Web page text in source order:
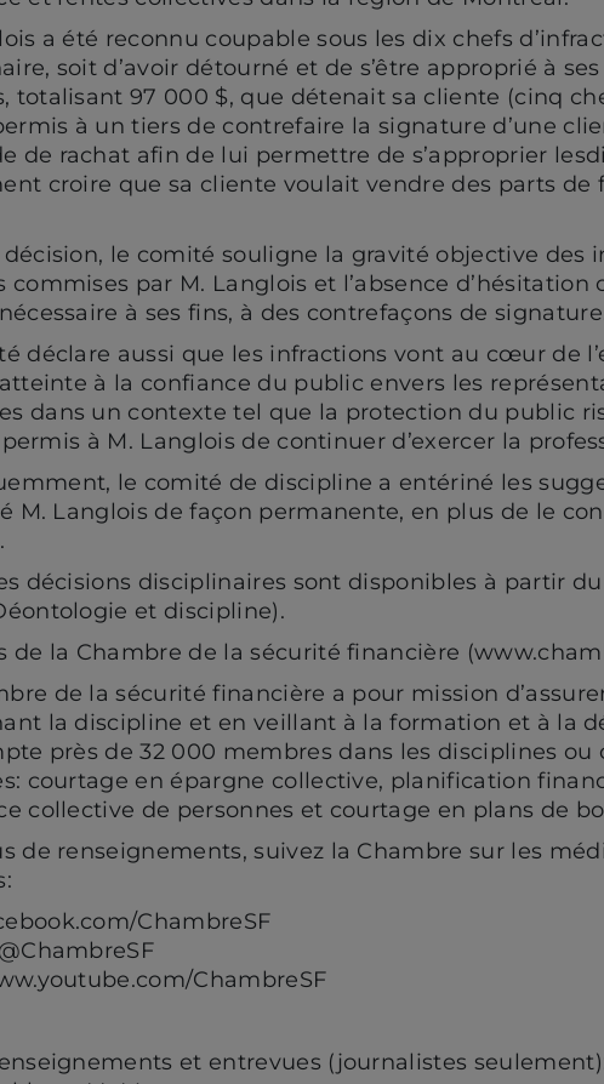
a été reconnu coupable sous les dix chefs
soit d’avoir détourné et de s’être approprié à
totalisant 97 000 $, que détenait sa cliente (cinq
à un tiers de contrefaire la signature d’une
de rachat afin de lui permettre de s’approprier
croire que sa cliente voulait vendre des parts de
décision, le comité souligne la gravité objective des
commises par M. Langlois et l’absence d’hésitation
à ses fins, à des contrefaçons de
déclare aussi que les infractions vont au cœur de
à la confiance du public envers les
dans un contexte tel que la protection du public
à M. Langlois de continuer d’exercer la
le comité de discipline a entériné les
M. Langlois de façon permanente, en plus de le
décisions disciplinaires sont disponibles à partir
et discipline).
de la Chambre de la sécurité financière
de la sécurité financière a pour mission
la discipline et en veillant à la formation et à la
près de 32 000 membres dans les disciplines ou
courtage en épargne collective, planification
collective de personnes et courtage en plans de
de renseignements, suivez la Chambre sur les
ChambreSF
ChambreSF
et entrevues (journalistes